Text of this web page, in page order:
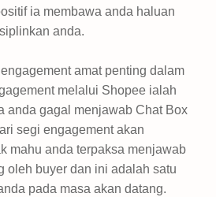
ia membawa anda haluan
anda.
amat penting dalam
melalui Shopee ialah
anda gagal menjawab Chat Box
segi engagement akan
mahu anda terpaksa menjawab
oleh buyer dan ini adalah satu
pada masa akan datang.